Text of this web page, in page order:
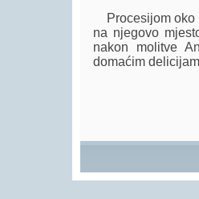
Procesijom oko
na njegovo
nakon molitve
domaćim